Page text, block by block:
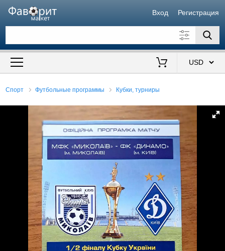
Вход Регистрация
Искать также в описании
Спорт Футбольные программы Кубки, турниры